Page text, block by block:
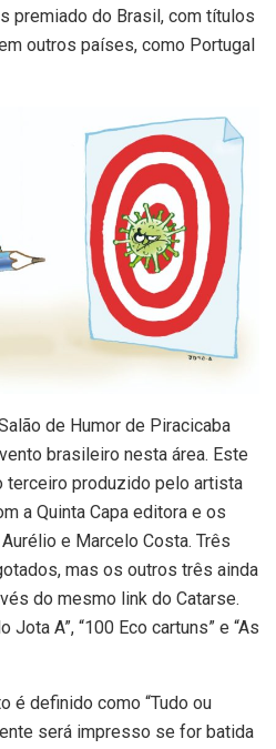
premiado do Brasil, com títulos
outros países, como Portugal
de Humor de Piracicaba
brasileiro nesta área. Este
terceiro produzido pelo artista
a Quinta Capa editora e os
e Marcelo Costa. Três
mas os outros três ainda
do mesmo link do Catarse.
Jota A”, “100 Eco cartuns” e “As
é definido como “Tudo ou
será impresso se for batida